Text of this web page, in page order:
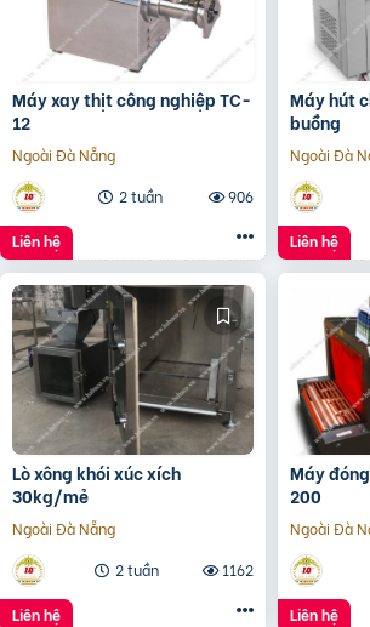
Máy xay thịt công nghiệp TC-
12
Ngoài Đà Nẵng
2 tuần
906
Liên hệ
Máy hút
buồng
Ngoài Đà
Liên hệ
Lò xông khói xúc xích
30kg/mẻ
Ngoài Đà Nẵng
2 tuần
1162
Liên hệ
Máy
200
Ngoài Đà
Liên hệ